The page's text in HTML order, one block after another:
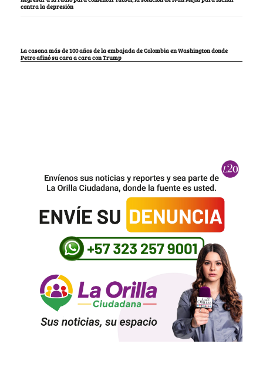
contra la depresión
La casona más de 100 años de la embajada de Colombia en Washington donde
Petro afinó su cara a cara con Trump